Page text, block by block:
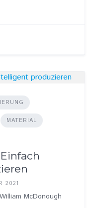
MATERIAL
2021
McDonough